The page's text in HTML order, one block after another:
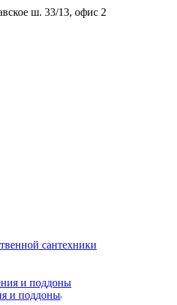
ш. 33/13, офис 2
и поддоны